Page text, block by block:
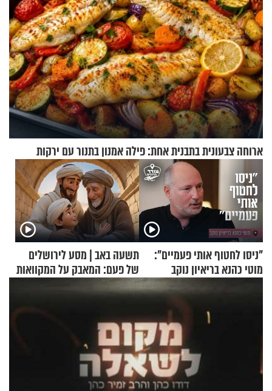
ארוחה צבעונית בתבנית אחת: פילה אמנון בתנור עם ירקות
"ניסו לחטוף אותי פעמיים":
מוטי כהנא בריאיון נוקב
תשעה באב | מסע לירושלים
של פעם: המאבק על המקוואות